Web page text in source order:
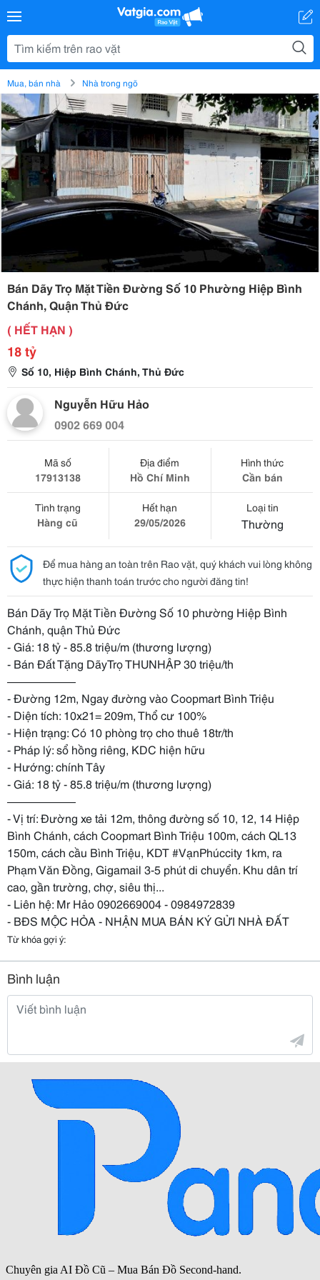
Mua, bán nhà Nhà trong ngõ
Bán Dãy Trọ Mặt Tiền Đường Số 10 Phường Hiệp Bình
Chánh, Quận Thủ Đức
( HẾT HẠN )
18 tỷ
Số 10, Hiệp Bình Chánh, Thủ Đức
Nguyễn Hữu Hảo
0902 669 004
Mã số
17913138
Địa điểm
Hồ Chí Minh
Hình thức
Cần bán
Tình trạng
Hàng cũ
Hết hạn
29/05/2026
Loại tin
Thường
Để mua hàng an toàn trên Rao vặt, quý khách vui lòng không
thực hiện thanh toán trước cho người đăng tin!
Bán Dãy Trọ Mặt Tiền Đường Số 10 phường Hiệp Bình
Chánh, quận Thủ Đức
- Giá: 18 tỷ - 85.8 triệu/m (thương lượng)
- Bán Đất Tặng DãyTrọ THUNHẬP 30 triệu/th
——————
- Đường 12m, Ngay đường vào Coopmart Bình Triệu
- Diện tích: 10x21= 209m, Thổ cư 100%
- Hiện trạng: Có 10 phòng trọ cho thuê 18tr/th
- Pháp lý: sổ hồng riêng, KDC hiện hữu
- Hướng: chính Tây
- Giá: 18 tỷ - 85.8 triệu/m (thương lượng)
——————
- Vị trí: Đường xe tải 12m, thông đường số 10, 12, 14 Hiệp
Bình Chánh, cách Coopmart Bình Triệu 100m, cách QL13
150m, cách cầu Bình Triệu, KDT #VạnPhúccity 1km, ra
Phạm Văn Đồng, Gigamail 3-5 phút di chuyển. Khu dân trí
cao, gần trường, chợ, siêu thị...
- Liên hệ: Mr Hảo 0902669004 - 0984972839
- BĐS MỘC HỎA - NHẬN MUA BÁN KÝ GỬI NHÀ ĐẤT
Từ khóa gợi ý:
Bình luận